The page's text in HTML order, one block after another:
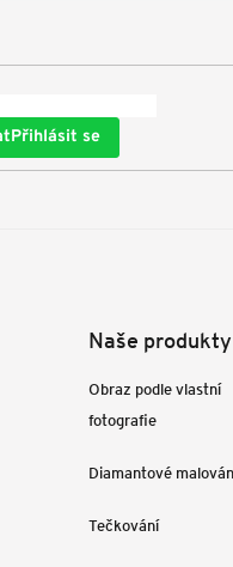
Přihlásit se
Naše produkty
Obraz podle vlastní
fotografie
Diamantové
Tečkování